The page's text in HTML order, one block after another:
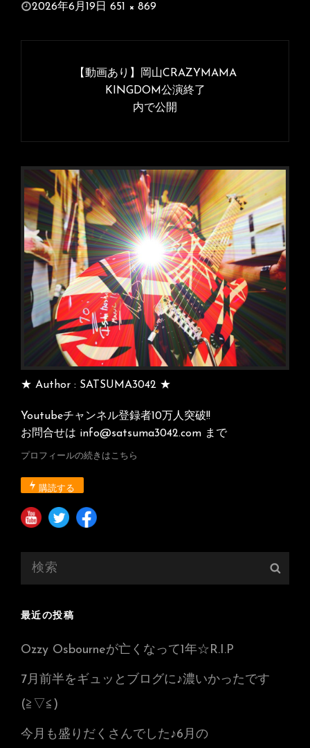
投
日:
2026年6月19日
ル
651 × 869
ゲ
ョ
ン
【動画あり】岡山CRAZYMAMA
KINGDOM公演終了
内で公開
★ Author : SATSUMA3042 ★
Youtubeチャンネル登録者10万人突破!!
お問合せは info@satsuma3042.com まで
プロフィールの続きはこちら
購読する
索
最近の投稿
Ozzy Osbourneが亡くなって1年☆R.I.P
7月前半をギュッとブログに♪濃いかったです
(≧▽≦)
今月も盛りだくさんでした♪6月の